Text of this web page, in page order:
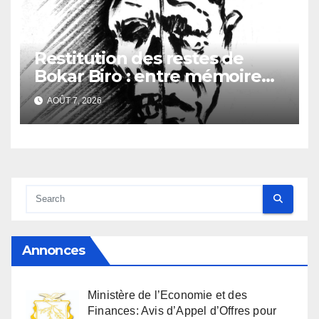
Restitution des restes de
Bokar Biro : entre mémoire
familiale et regard
anthropologique
AOÛT 7, 2026
Annonces
Ministère de l’Economie et des
Finances: Avis d’Appel d’Offres pour